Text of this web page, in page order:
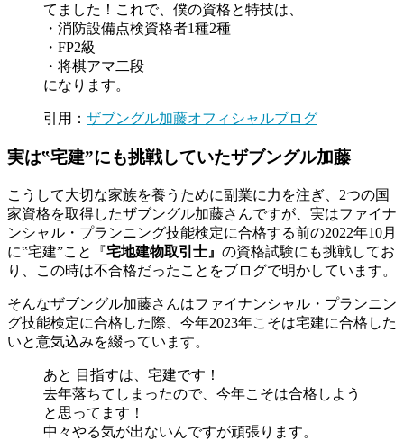
てました！これで、僕の資格と特技は、
・消防設備点検資格者1種2種
・FP2級
・将棋アマ二段
になります。
引用： ザブングル加藤オフィシャルブログ
実は‟宅建”にも挑戦していたザブングル加藤
こうして大切な家族を養うために副業に力を注ぎ、2つの国
家資格を取得したザブングル加藤さんですが、実はファイナ
ンシャル・プランニング技能検定に合格する前の2022年10月
に‟宅建”こと『宅地建物取引士』 の資格試験にも挑戦してお
り、この時は不合格だったことをブログで明かしています。
そんなザブングル加藤さんはファイナンシャル・プランニン
グ技能検定に合格した際、今年2023年こそは宅建に合格した
いと意気込みを綴っています。
あと 目指すは、宅建です！
去年落ちてしまったので、今年こそは合格しよう
と思ってます！
中々やる気が出ないんですが頑張ります。